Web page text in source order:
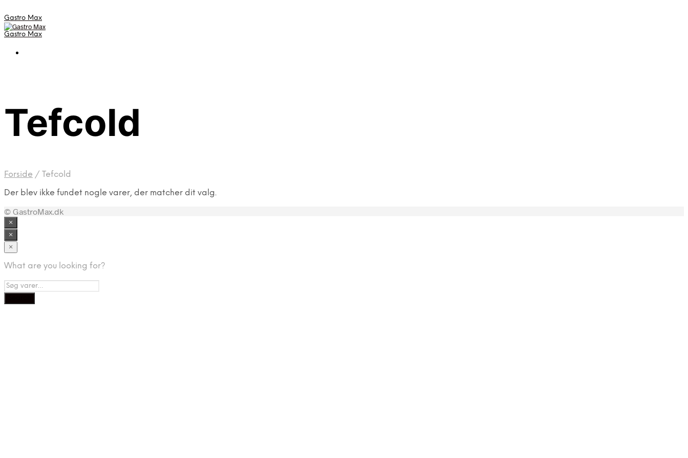
Gastro Max
Gastro Max
Tefcold
Forside / Tefcold
Der blev ikke fundet nogle varer, der matcher dit valg.
© GastroMax.dk
×
×
×
What are you looking for?